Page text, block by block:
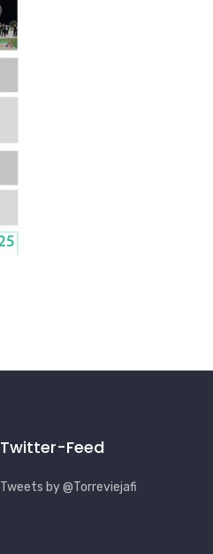
Twitter-Feed
Tweets by @Torreviejafi